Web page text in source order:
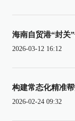
海南自贸港“封关
2026-03-12 16:12
构建常态化精准
2026-02-24 09:32